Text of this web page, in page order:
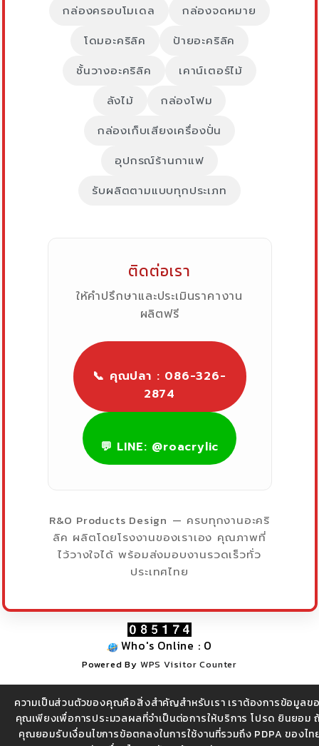
ความเป็นส่วนตัวของคุณคือสิ่งสำคัญสำหรับเรา เราต้องการข้อมูลข
คุณเพียงเพื่อการประมวลผลที่จำเป็นต่อการให้บริการ โปรด ยินยอม
คุณยอมรับเงื่อนไขการข้อตกลงในการใช้งานที่รวมถึง PDPA ของไท
กล่องครอบโมเดล
กล่องจดหมาย
โดมอะคริลิค
ป้ายอะคริลิค
ชั้นวางอะคริลิค
เคาน์เตอร์ไม้
ลังไม้
กล่องโฟม
กล่องเก็บเสียงเครื่องปั่น
อุปกรณ์ร้านกาแฟ
รับผลิตตามแบบทุกประเภท
ติดต่อเรา
ให้คำปรึกษาและประเมินราคางาน
ผลิตฟรี
📞 คุณปลา : 086-326-
2874
💬 LINE: @roacrylic
R&O Products Design — ครบทุกงานอะคริ
ลิค ผลิตโดยโรงงานของเราเอง คุณภาพที่
ไว้วางใจได้ พร้อมส่งมอบงานรวดเร็วทั่ว
ประเทศไทย
Who's Online : 0
Powered By WPS Visitor Counter
บริษัท อาร์ แอนด์โอ โปรดักส์ ดีไซน์ จำกัด (สำนักงานใหญ่) |
โทร 086-3262874 , 097-9212874